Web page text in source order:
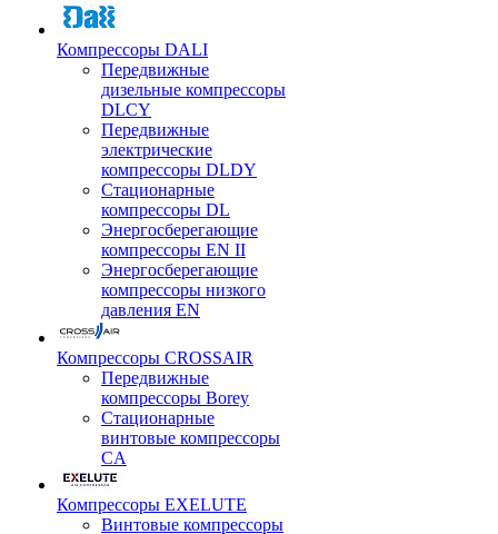
Компрессоры DALI
Передвижные
дизельные компрессоры
DLCY
Передвижные
электрические
компрессоры DLDY
Стационарные
компрессоры DL
Энергосберегающие
компрессоры EN II
Энергосберегающие
компрессоры низкого
давления EN
Компрессоры CROSSAIR
Передвижные
компрессоры Borey
Стационарные
винтовые компрессоры
CA
Компрессоры EXELUTE
Винтовые компрессоры